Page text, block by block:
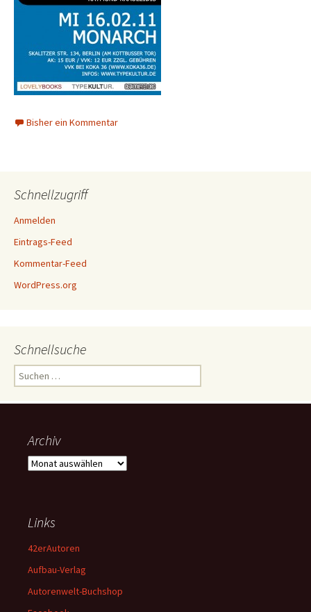
Bisher ein Kommentar
Schnellzugriff
Anmelden
Eintrags-Feed
Kommentar-Feed
WordPress.org
Schnellsuche
Suchen
nach:
Archiv
Archiv
Links
42erAutoren
Aufbau-Verlag
Autorenwelt-Buchshop